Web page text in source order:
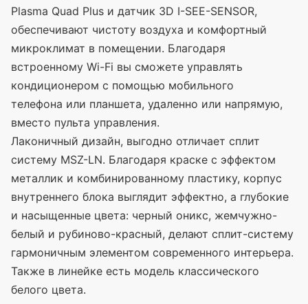
Plasma Quad Plus и датчик 3D I-SEE-SENSOR,
обеспечивают чистоту воздуха и комфортный
микроклимат в помещении. Благодаря
встроенному Wi-Fi вы сможете управлять
кондиционером с помощью мобильного
телефона или планшета, удаленно или напрямую,
вместо пульта управления.
Лаконичный дизайн, выгодно отличает сплит
систему MSZ-LN. Благодаря краске с эффектом
металлик и комбинированному пластику, корпус
внутреннего блока выглядит эффектно, а глубокие
и насыщенные цвета: черный оникс, жемчужно-
белый и рубиново-красный, делают сплит-систему
гармоничным элементом современного интерьера.
Также в линейке есть модель классического
белого цвета.